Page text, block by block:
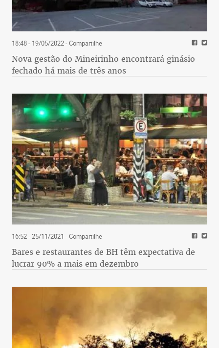
18:48 - 19/05/2022- Compartilhe
Nova gestão do Mineirinho encontrará ginásio
fechado há mais de três anos
16:52 - 25/11/2021 - Compartilhe
Bares e restaurantes de BH têm expectativa de
lucrar 90% a mais em dezembro